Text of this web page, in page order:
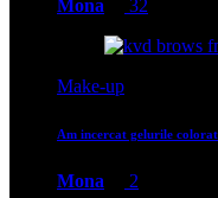
Mona 32
Make-up
Am incercat gelurile
Mona 2